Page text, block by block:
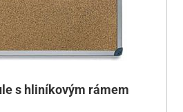
s hliníkovým rámem